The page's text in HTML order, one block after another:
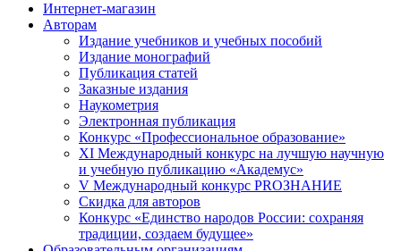
Интернет-магазин
Авторам
Издание учебников и учебных пособий
Издание монографий
Публикация статей
Заказные издания
Наукометрия
Электронная публикация
Конкурс «Профессиональное образование»
XI Международный конкурс на лучшую научную
и учебную публикацию «Академус»
V Международный конкурс PROЗНАНИЕ
Скидка для авторов
Конкурс «Единство народов России: сохраняя
традиции, создаем будущее»